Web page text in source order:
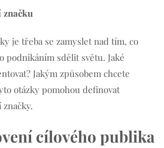
značku
je třeba se zamyslet nad tím, co
podnikáním sdělit světu. Jaké
Jakým způsobem chcete
otázky pomohou definovat
cílového publika